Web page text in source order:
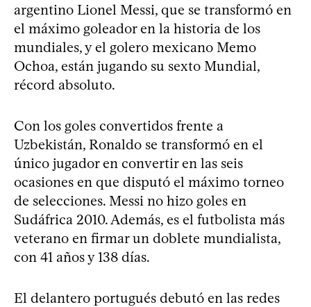
argentino Lionel Messi, que se transformó en
el máximo goleador en la historia de los
mundiales, y el golero mexicano Memo
Ochoa, están jugando su sexto Mundial,
récord absoluto.
Con los goles convertidos frente a
Uzbekistán, Ronaldo se transformó en el
único jugador en convertir en las seis
ocasiones en que disputó el máximo torneo
de selecciones. Messi no hizo goles en
Sudáfrica 2010. Además, es el futbolista más
veterano en firmar un doblete mundialista,
con 41 años y 138 días.
El delantero portugués debutó en las redes